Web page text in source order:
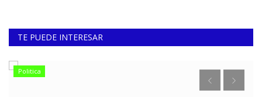
TE PUEDE INTERESAR
Politica